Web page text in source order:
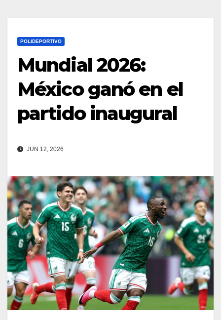
POLIDEPORTIVO
Mundial 2026:
México ganó en el
partido inaugural
JUN 12, 2026